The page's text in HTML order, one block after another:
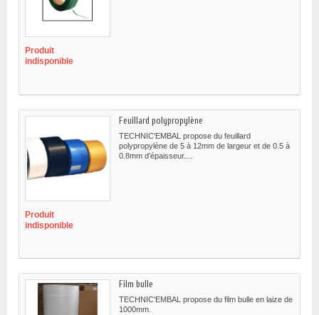
Produit
indisponible
Feuillard polypropylène
TECHNIC'EMBAL propose du feuillard
polypropylène de 5 à 12mm de largeur et de 0.5 à
0.8mm d’épaisseur....
Produit
indisponible
Film bulle
TECHNIC'EMBAL propose du film bulle en laize de
1000mm.